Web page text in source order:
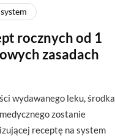
system
rocznych od 1
zasadach
wydawanego leku, środka
zostanie
receptę na system